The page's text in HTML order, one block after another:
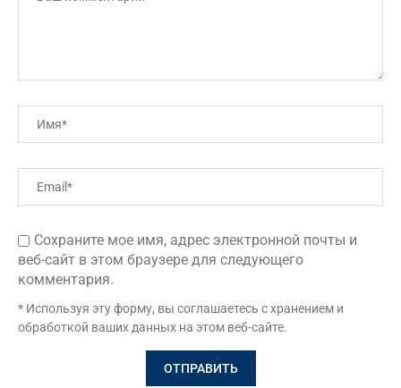
Сохраните мое имя, адрес электронной почты и
веб-сайт в этом браузере для следующего
комментария.
* Используя эту форму, вы соглашаетесь с хранением и
обработкой ваших данных на этом веб-сайте.